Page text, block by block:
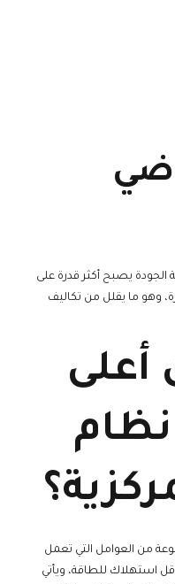
الجودة يصبح أكثر قدرة على
وهو ما يقلل من تكاليف
من العوامل التي تعمل
استهلاك للطاقة، ويأتي